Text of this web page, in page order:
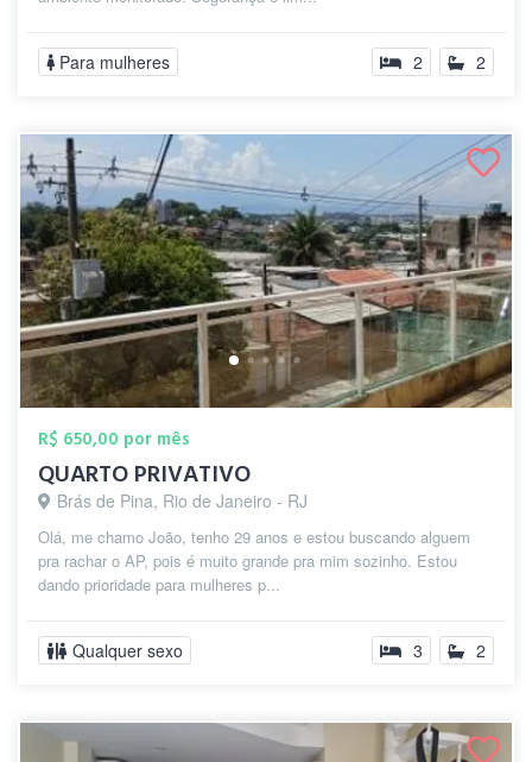
Para mulheres 2 2
R$ 650,00 por mês
QUARTO PRIVATIVO
Brás de Pina, Rio de Janeiro - RJ
Olá, me chamo João, tenho 29 anos e estou buscando alguem
pra rachar o AP, pois é muito grande pra mim sozinho. Estou
dando prioridade para mulheres p...
Qualquer sexo 3 2